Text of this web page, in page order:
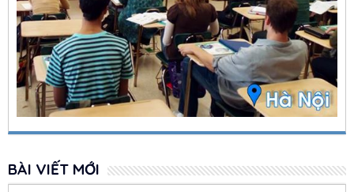
BÀI VIẾT MỚI